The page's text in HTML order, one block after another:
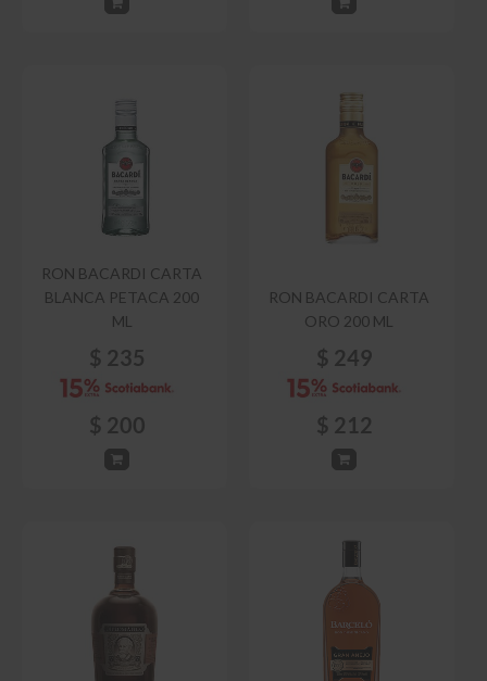
RON BACARDI CARTA
BLANCA PETACA 200
ML
$ 235
$ 200
RON BACARDI CARTA
ORO 200 ML
$ 249
$ 212